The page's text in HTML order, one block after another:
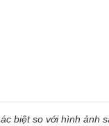
biệt so với hình ảnh